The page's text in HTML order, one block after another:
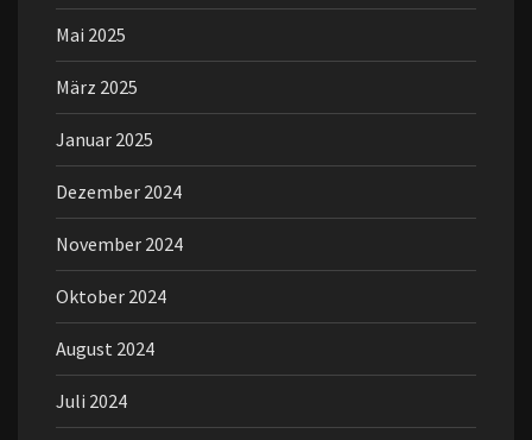
Mai 2025
März 2025
Januar 2025
Dezember 2024
November 2024
Oktober 2024
August 2024
Juli 2024